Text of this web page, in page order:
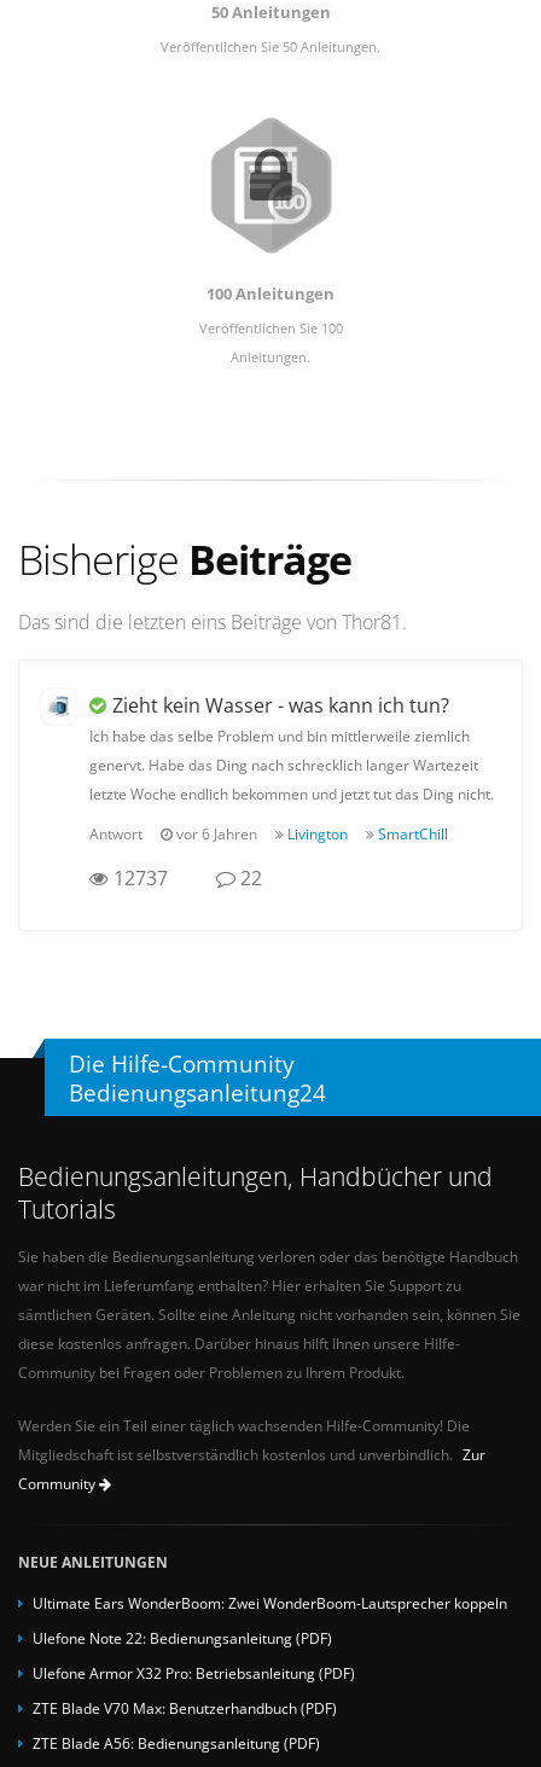
50 Anleitungen
Veröffentlichen Sie 50 Anleitungen.
100 Anleitungen
Veröffentlichen Sie 100
Anleitungen.
Bisherige Beiträge
Das sind die letzten eins Beiträge von Thor81.
Zieht kein Wasser - was kann ich tun?
Ich habe das selbe Problem und bin mittlerweile ziemlich
genervt. Habe das Ding nach schrecklich langer Wartezeit
letzte Woche endlich bekommen und jetzt tut das Ding nicht.
Antwort vor 6 Jahren Livington SmartChill
12737 22
Die Hilfe-Community
Bedienungsanleitung24
Bedienungsanleitungen, Handbücher und
Tutorials
Sie haben die Bedienungsanleitung verloren oder das benötigte Handbuch
war nicht im Lieferumfang enthalten? Hier erhalten Sie Support zu
sämtlichen Geräten. Sollte eine Anleitung nicht vorhanden sein, können Sie
diese kostenlos anfragen. Darüber hinaus hilft Ihnen unsere Hilfe-
Community bei Fragen oder Problemen zu Ihrem Produkt.
Werden Sie ein Teil einer täglich wachsenden Hilfe-Community! Die
Mitgliedschaft ist selbstverständlich kostenlos und unverbindlich. Zur
Community
NEUE ANLEITUNGEN
Ultimate Ears WonderBoom: Zwei WonderBoom-Lautsprecher koppeln
Ulefone Note 22: Bedienungsanleitung (PDF)
Ulefone Armor X32 Pro: Betriebsanleitung (PDF)
ZTE Blade V70 Max: Benutzerhandbuch (PDF)
ZTE Blade A56: Bedienungsanleitung (PDF)